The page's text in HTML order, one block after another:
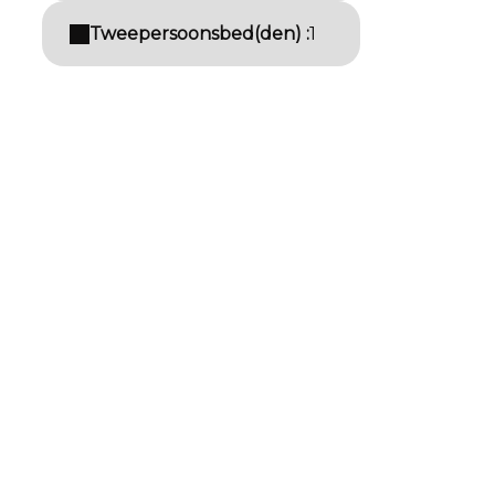
Tweepersoonsbed(den) :1